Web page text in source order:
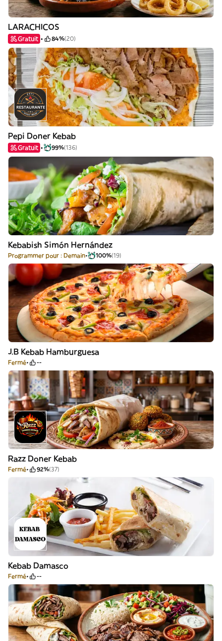
LARACHICOS
Gratuit 84%(20)
Pepi Doner Kebab
Gratuit 99%(136)
Kebabish Simón Hernández
Programmer pour : Demain 100%(19)
J.B Kebab Hamburguesa
Fermé --
Razz Doner Kebab
Fermé 92%(37)
Kebab Damasco
Fermé --